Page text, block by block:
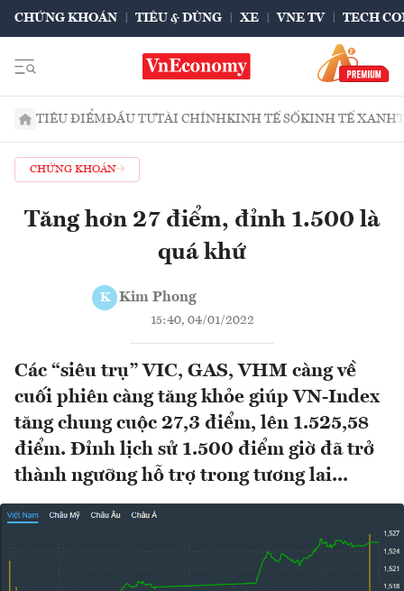
CHỨNG KHOÁN TIÊU & DÙNG XE VNE TV TECH
TIÊU ĐIỂMĐẦU TƯTÀI CHÍNHKINH TẾ SỐKINH TẾ XANH
CHỨNG KHOÁN
Tăng hơn 27 điểm, đỉnh 1.500 là
quá khứ
K Kim Phong
15:40, 04/01/2022
Các “siêu trụ” VIC, GAS, VHM càng về
cuối phiên càng tăng khỏe giúp VN-Index
tăng chung cuộc 27,3 điểm, lên 1.525,58
điểm. Đỉnh lịch sử 1.500 điểm giờ đã trở
thành ngưỡng hỗ trợ trong tương lai...